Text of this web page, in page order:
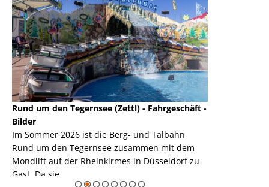
Rund um den Tegernsee (Zettl) - Fahrgeschäft -
Bilder
Im Sommer 2026 ist die Berg- und Talbahn
Rund um den Tegernsee zusammen mit dem
Mondlift auf der Rheinkirmes in Düsseldorf zu
Gast. Da sie ...